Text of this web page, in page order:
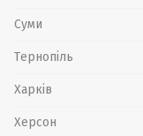
Суми
Тернопіль
Харків
Херсон